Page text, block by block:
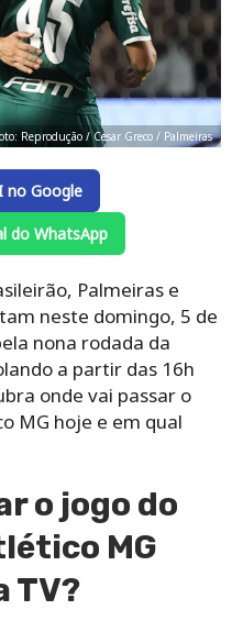
Reprodução / Cesar Greco / Palmeiras
no Google
do WhatsApp
Palmeiras e
neste domingo, 5 de
nona rodada da
a partir das 16h
onde vai passar o
MG hoje e em qual
o jogo do
MG
TV?